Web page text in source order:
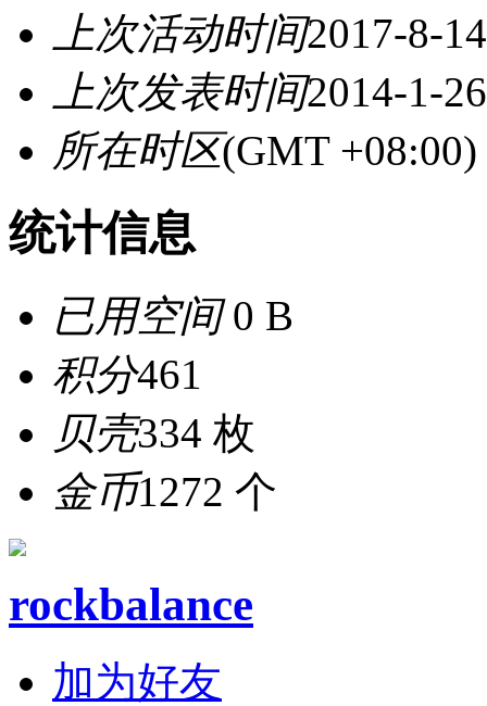
上次活动时间2017-8-
上次发表时间2014-1-
所在时区(GMT
统计信息
已用空间0 B
积分461
贝壳334 枚
金币1272 个
rockbalance
加为好友